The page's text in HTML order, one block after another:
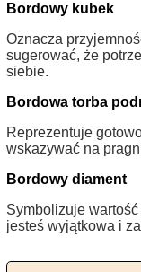
Bordowy kubek
Oznacza
sugerować, że
siebie.
Bordowa torba
Reprezentuje
wskazywać na
Bordowy diament
Symbolizuje
jesteś wyjątkowa i